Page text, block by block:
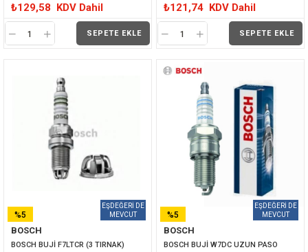
₺129,58 KDV Dahil
SEPETE EKLE
₺121,74 KDV Dahil
SEPETE EKLE
BOSCH
BOSCH BUJİ F7LTCR (3 TIRNAK)
%5
İNDIRIM
BOSCH
BOSCH BUJİ W7DC UZUN PASO
%5
İNDIRIM